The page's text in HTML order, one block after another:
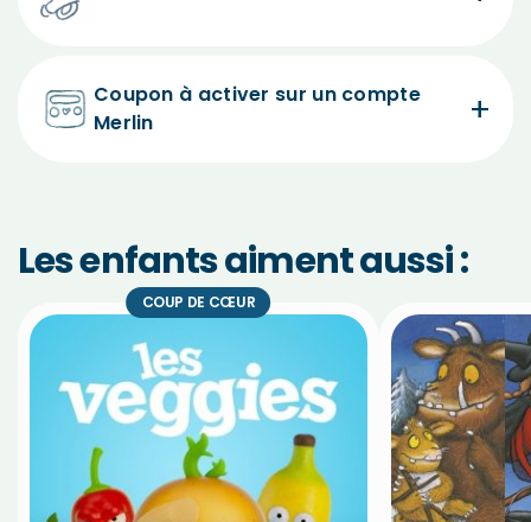
Coupon à activer sur un compte
Merlin
Les enfants aiment aussi :
COUP DE CŒUR